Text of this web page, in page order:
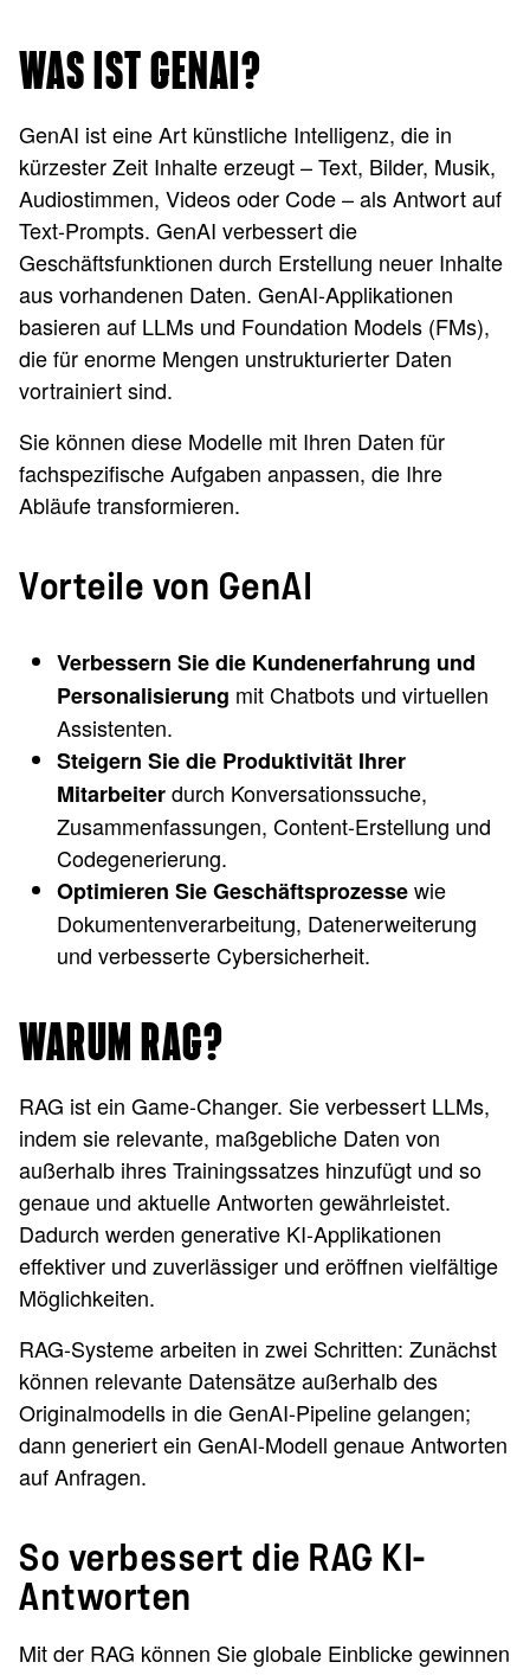
WAS IST GENAI?
GenAI ist eine Art künstliche Intelligenz, die in
kürzester Zeit Inhalte erzeugt – Text, Bilder, Musik,
Audiostimmen, Videos oder Code – als Antwort auf
Text-Prompts. GenAI verbessert die
Geschäftsfunktionen durch Erstellung neuer Inhalte
aus vorhandenen Daten. GenAI-Applikationen
basieren auf LLMs und Foundation Models (FMs),
die für enorme Mengen unstrukturierter Daten
vortrainiert sind.
Sie können diese Modelle mit Ihren Daten für
fachspezifische Aufgaben anpassen, die Ihre
Abläufe transformieren.
Vorteile von GenAI
Verbessern Sie die Kundenerfahrung und
Personalisierung mit Chatbots und virtuellen
Assistenten.
Steigern Sie die Produktivität Ihrer
Mitarbeiterdurch Konversationssuche,
Zusammenfassungen, Content-Erstellung und
Codegenerierung.
Optimieren Sie Geschäftsprozessewie
Dokumentenverarbeitung, Datenerweiterung
und verbesserte Cybersicherheit.
WARUM RAG?
RAG ist ein Game-Changer. Sie verbessert LLMs,
indem sie relevante, maßgebliche Daten von
außerhalb ihres Trainingssatzes hinzufügt und so
genaue und aktuelle Antworten gewährleistet.
Dadurch werden generative KI-Applikationen
effektiver und zuverlässiger und eröffnen vielfältige
Möglichkeiten.
RAG-Systeme arbeiten in zwei Schritten: Zunächst
können relevante Datensätze außerhalb des
Originalmodells in die GenAI-Pipeline gelangen;
dann generiert ein GenAI-Modell genaue Antworten
auf Anfragen.
So verbessert die RAG KI-
Antworten
Mit der RAG können Sie globale Einblicke gewinnen